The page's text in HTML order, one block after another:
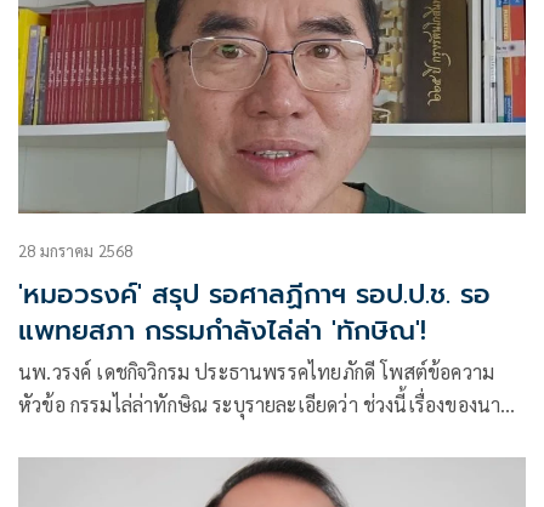
28 มกราคม 2568
'หมอวรงค์' สรุป รอศาลฏีกาฯ รอป.ป.ช. รอ
แพทยสภา กรรมกำลังไล่ล่า 'ทักษิณ'!
นพ.วรงค์ เดชกิจวิกรม ประธานพรรคไทยภักดี โพสต์ข้อความ
หัวข้อ กรรมไล่ล่าทักษิณ ระบุรายละเอียดว่า ช่วงนี้เรื่องของนาย